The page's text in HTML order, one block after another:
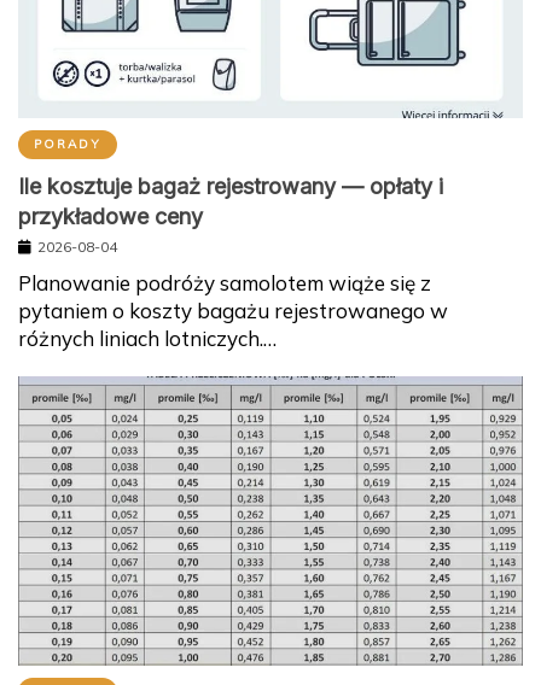
PORADY
Ile kosztuje bagaż rejestrowany — opłaty i
przykładowe ceny
2026-08-04
Planowanie podróży samolotem wiąże się z
pytaniem o koszty bagażu rejestrowanego w
różnych liniach lotniczych.…